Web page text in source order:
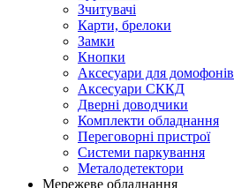
Зчитувачі
Карти, брелоки
Замки
Кнопки
Аксесуари для домофонів
Аксесуари СККД
Дверні доводчики
Комплекти обладнання
Переговорні пристрої
Системи паркування
Металодетектори
Мережеве обладнання